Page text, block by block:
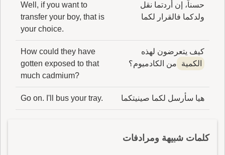
حسناً، إن أردتما نقل
ولدكما فالقرار لكما
Well, if you want to
transfer your boy, that is
your choice.
كيف يتعرضون لهذه
الكمية
من الكادميوم؟
How could they have
gotten exposed to that
much cadmium?
هيا سأرسل لكما صينيتكما Go on. I'll bus your tray.
كلمات شبيهة ومرادفات